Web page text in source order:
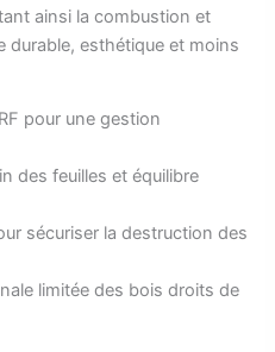
ainsi la combustion et
durable, esthétique et moins
pour une gestion
des feuilles et équilibre
sécuriser la destruction des
limitée des bois droits de